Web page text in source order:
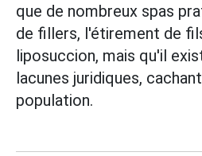
que de nombreux spas
de fillers, l'étirement de
liposuccion, mais qu'il
lacunes juridiques,
population.